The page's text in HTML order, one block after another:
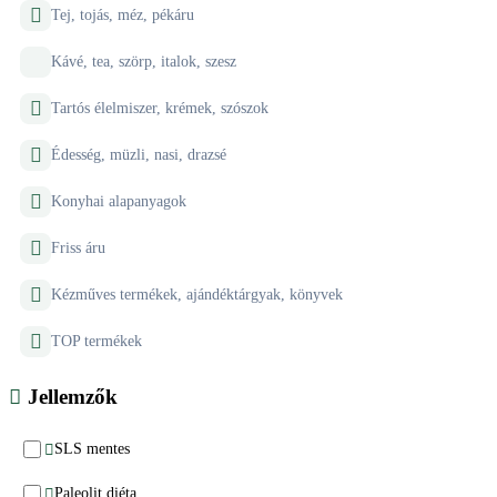
Tej, tojás, méz, pékáru
Kávé, tea, szörp, italok, szesz
Tartós élelmiszer, krémek, szószok
Édesség, müzli, nasi, drazsé
Konyhai alapanyagok
Friss áru
Kézműves termékek, ajándéktárgyak, könyvek
TOP termékek
Jellemzők
SLS mentes
Paleolit diéta